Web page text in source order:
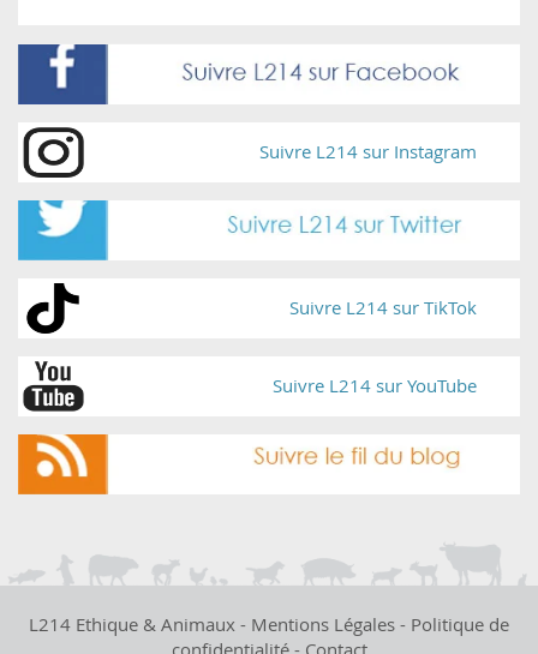
Suivre L214 sur Instagram
Suivre L214 sur TikTok
Suivre L214 sur YouTube
L214 Ethique & Animaux - Mentions Légales - Politique de